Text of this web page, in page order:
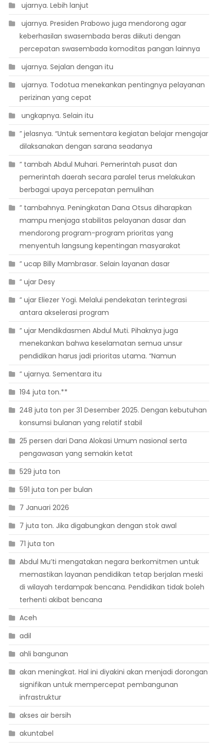
 ujarnya. Lebih lanjut
 ujarnya. Presiden Prabowo juga mendorong agar
keberhasilan swasembada beras diikuti dengan
percepatan swasembada komoditas pangan lainnya
 ujarnya. Sejalan dengan itu
 ujarnya. Todotua menekankan pentingnya pelayanan
perizinan yang cepat
 ungkapnya. Selain itu
” jelasnya. “Untuk sementara kegiatan belajar mengajar
dilaksanakan dengan sarana seadanya
” tambah Abdul Muhari. Pemerintah pusat dan
pemerintah daerah secara paralel terus melakukan
berbagai upaya percepatan pemulihan
” tambahnya. Peningkatan Dana Otsus diharapkan
mampu menjaga stabilitas pelayanan dasar dan
mendorong program-program prioritas yang
menyentuh langsung kepentingan masyarakat
” ucap Billy Mambrasar. Selain layanan dasar
” ujar Desy
” ujar Eliezer Yogi. Melalui pendekatan terintegrasi
antara akselerasi program
” ujar Mendikdasmen Abdul Muti. Pihaknya juga
menekankan bahwa keselamatan semua unsur
pendidikan harus jadi prioritas utama. “Namun
” ujarnya. Sementara itu
194 juta ton.**
248 juta ton per 31 Desember 2025. Dengan kebutuhan
konsumsi bulanan yang relatif stabil
25 persen dari Dana Alokasi Umum nasional serta
pengawasan yang semakin ketat
529 juta ton
591 juta ton per bulan
7 Januari 2026
7 juta ton. Jika digabungkan dengan stok awal
71 juta ton
Abdul Mu’ti mengatakan negara berkomitmen untuk
memastikan layanan pendidikan tetap berjalan meski
di wilayah terdampak bencana. Pendidikan tidak boleh
terhenti akibat bencana
Aceh
adil
ahli bangunan
akan meningkat. Hal ini diyakini akan menjadi dorongan
signifikan untuk mempercepat pembangunan
infrastruktur
akses air bersih
akuntabel